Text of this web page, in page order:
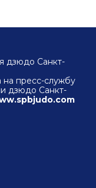
дзюдо Санкт-
на пресс-службу
дзюдо Санкт-